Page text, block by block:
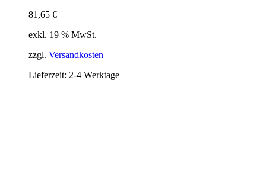
81,65 €
exkl. 19 % MwSt.
zzgl. Versandkosten
Lieferzeit: 2-4 Werktage